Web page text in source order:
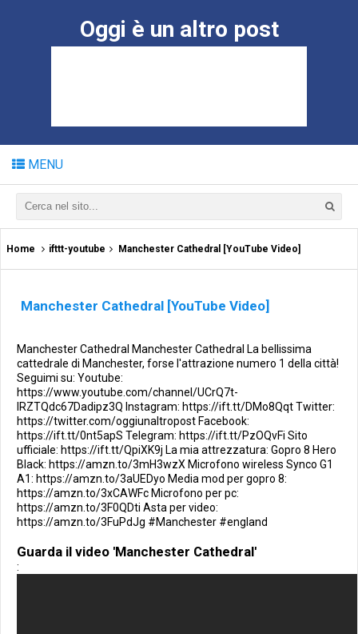
Oggi è un altro post
MENU
Home ifttt-youtube Manchester Cathedral [YouTube Video]
Manchester Cathedral [YouTube Video]
Manchester Cathedral Manchester Cathedral La bellissima
cattedrale di Manchester, forse l'attrazione numero 1 della città!
Seguimi su: Youtube:
https://www.youtube.com/channel/UCrQ7t-
IRZTQdc67Dadipz3Q Instagram: https://ift.tt/DMo8Qqt Twitter:
https://twitter.com/oggiunaltropost Facebook:
https://ift.tt/0nt5apS Telegram: https://ift.tt/PzOQvFi Sito
ufficiale: https://ift.tt/QpiXK9j La mia attrezzatura: Gopro 8 Hero
Black: https://amzn.to/3mH3wzX Microfono wireless Synco G1
A1: https://amzn.to/3aUEDyo Media mod per gopro 8:
https://amzn.to/3xCAWFc Microfono per pc:
https://amzn.to/3F0QDti Asta per video:
https://amzn.to/3FuPdJg #Manchester #england
Guarda il video 'Manchester Cathedral'
: